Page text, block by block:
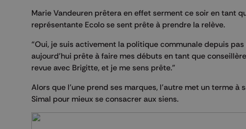
Marie Vandeuren prêtera en effet serment ce soir en tant
représentante Ecolo se sent prête à prendre la relève.
“Oui, je suis activement la politique communale depuis pas
aujourd’hui prête à faire mes débuts en tant que
revue avec Brigitte, et je me sens prête.”
Alors que l’une prend ses marques, l’autre met un terme
Simal pour mieux se consacrer aux siens.